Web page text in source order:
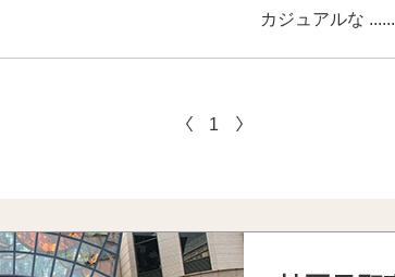
カジュアルな ......
1